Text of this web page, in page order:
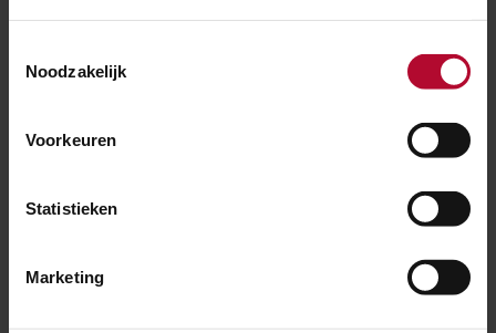
Noodzakelijk
Voorkeuren
Statistieken
Marketing
Spoorwerkcheck
spoor? Maak dan gebruik van onze
werkzaamheden in jouw buurt gepland staan.